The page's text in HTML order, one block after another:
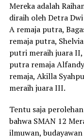
Mereka adalah
diraih oleh Detra
A remaja putra,
remaja putra,
putri meraih juara II,
putra remaja
remaja, Akilla
meraih juara III.
Tentu saja
bahwa SMAN 12
ilmuwan,